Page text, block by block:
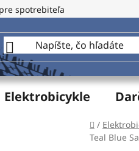
spotrebiteľa
Elektrobicykle
Domov
/
Teal Blue